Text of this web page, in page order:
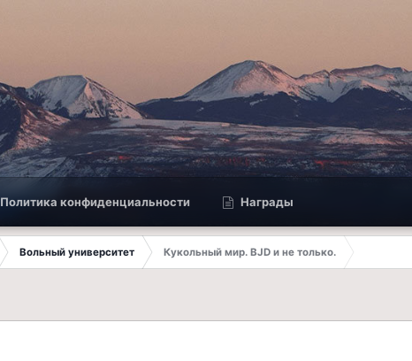
Политика конфиденциальности Награды
Вольный университет
Кукольный мир. BJD и не только.